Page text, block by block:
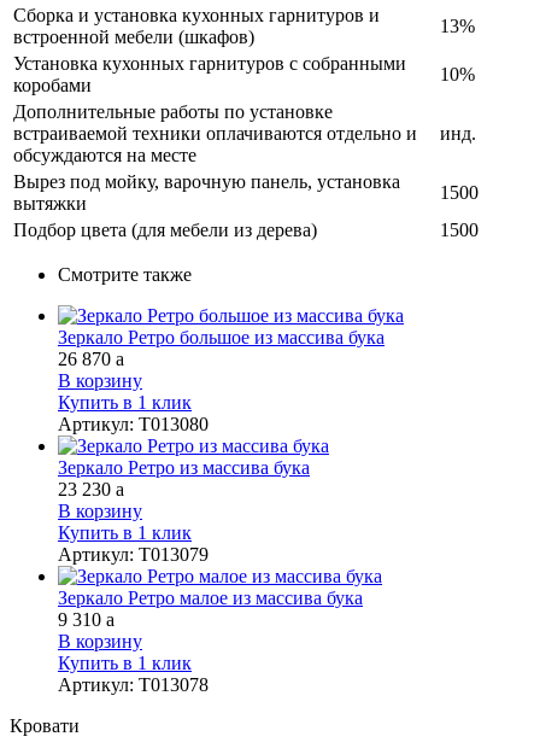
Сборка и установка кухонных гарнитуров и
встроенной мебели (шкафов)
13%
Установка кухонных гарнитуров с собранными
коробами
10%
Дополнительные работы по установке
встраиваемой техники оплачиваются отдельно и
обсуждаются на месте
инд.
Вырез под мойку, варочную панель, установка
вытяжки
1500
Подбор цвета (для мебели из дерева)
1500
Смотрите также
Зеркало Ретро большое из массива бука
26 870 a
В корзину
Купить в 1 клик
Артикул: Т013080
Зеркало Ретро из массива бука
23 230 a
В корзину
Купить в 1 клик
Артикул: Т013079
Зеркало Ретро малое из массива бука
9 310 a
В корзину
Купить в 1 клик
Артикул: Т013078
Кровати